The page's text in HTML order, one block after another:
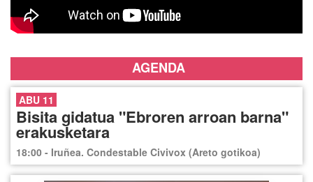
AGENDA
ABU 11
Bisita gidatua "Ebroren arroan barna"
erakusketara
18:00 - Iruñea. Condestable Civivox (Areto gotikoa)